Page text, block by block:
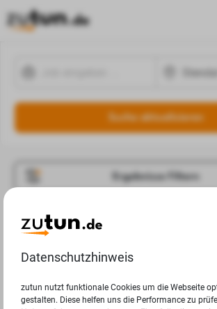
Suche aktualisieren
Ergebnisse Filtern
Jobangebote
Ergebnisse.
Datenschutzhinweis
zutun nutzt funktionale Cookies um die Webseite
gestalten. Diese helfen uns die Performance zu